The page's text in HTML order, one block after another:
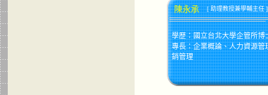
陳永承 [助理教授兼學輔主任 ]
學歷：國立台北大學企管所博
專長：企業概論、人力資源管
銷管理